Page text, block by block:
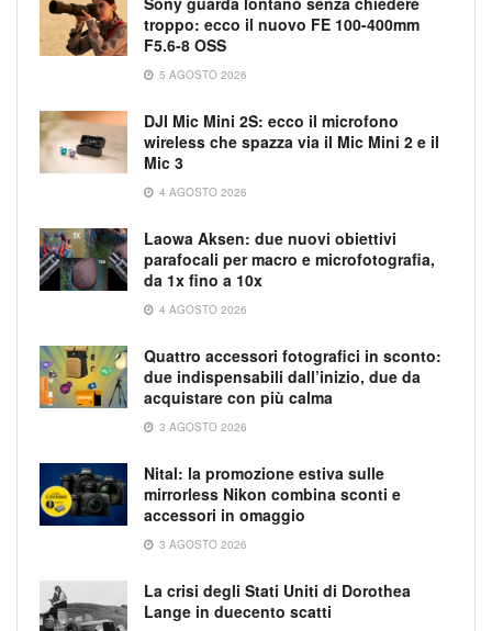
troppo: ecco il nuovo FE 100-400mm
F5.6-8 OSS
5 AGOSTO 2026
DJI Mic Mini 2S: ecco il microfono
wireless che spazza via il Mic Mini 2 e il
Mic 3
4 AGOSTO 2026
Laowa Aksen: due nuovi obiettivi
parafocali per macro e microfotografia,
da 1x fino a 10x
4 AGOSTO 2026
Quattro accessori fotografici in sconto:
due indispensabili dall’inizio, due da
acquistare con più calma
3 AGOSTO 2026
Nital: la promozione estiva sulle
mirrorless Nikon combina sconti e
accessori in omaggio
3 AGOSTO 2026
La crisi degli Stati Uniti di Dorothea
Lange in duecento scatti